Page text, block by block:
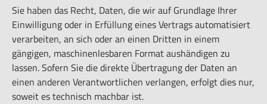
Sie haben das Recht, Daten, die wir auf Grundlage Ihrer
Einwilligung oder in Erfüllung eines Vertrags automatisiert
verarbeiten, an sich oder an einen Dritten in einem
gängigen, maschinenlesbaren Format aushändigen zu
lassen. Sofern Sie die direkte Übertragung der Daten an
einen anderen Verantwortlichen verlangen, erfolgt dies nur,
soweit es technisch machbar ist.